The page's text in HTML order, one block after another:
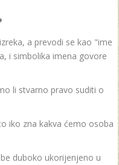
a prevodi se kao "ime
i simbolika imena govore
li stvarno pravo suditi o
iko zna kakva ćemo osoba
duboko ukorijenjeno u